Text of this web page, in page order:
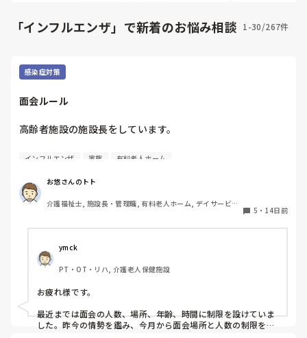
るときはなります。
「発症後5
基本的な目
ださい☺️
「インフルエンザ」で新着のお悩み相談 1-30/267件
感染症対策
面会ルール
高齢者施設の施設長をしています。
皆さんが勤務されている施設での面会ルールはどうなってい
インフルやコロナ対策でまだ制限を取っている施設も多くあ
ると思います。
ど病院みたいなルールでされてますか？
自施設も制限は設けてますが、生活の場という事もありあま
り厳しくするのももどかしさを感じてます。
スタッフの意向も無視する訳にもいかないので葛藤が凄いで
す。
インフルエンザ 家族 有料老人ホーム
お悠さんのトト
介護福祉士, 施設長・管理職, 有料老人ホーム, デイサービス,
5 ・ 14日前
ymck
PT・OT・リハ, 介護老人保健施設
お疲れ様です。
最近までは面会の人数、場所、年齢、時間に制限を設けていま
した。昨今の情勢を鑑み、今月から面会場所と人数の制限を撤